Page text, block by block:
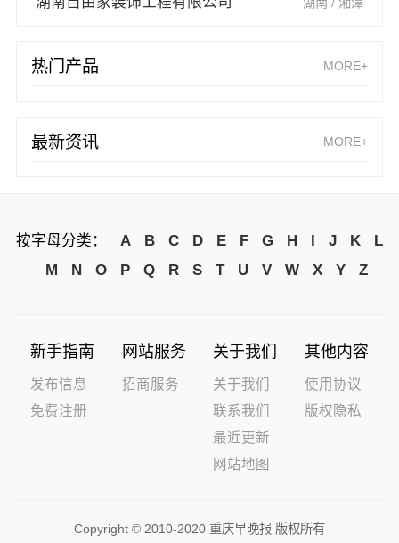
热门产品 MORE+
最新资讯 MORE+
按字母分类： A B C D E F G H J K
L
M
N O P Q R S T U V W X Y Z
新手指南
发布信息
免费注册
网站服务
招商服务
关于我们
关于我们
联系我们
最近更新
网站地图
其他内容
使用协议
版权隐私
Copyright © 2010-2020 重庆早晚报 版权所有